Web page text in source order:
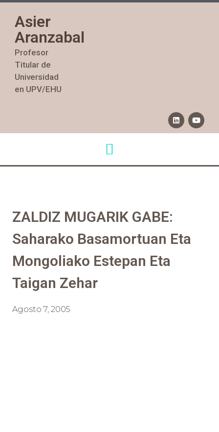
Asier
Aranzabal
Profesor
Titular de
Universidad
en UPV/EHU
ZALDIZ MUGARIK GABE:
Saharako Basamortuan Eta
Mongoliako Estepan Eta
Taigan Zehar
Agosto 7, 2005